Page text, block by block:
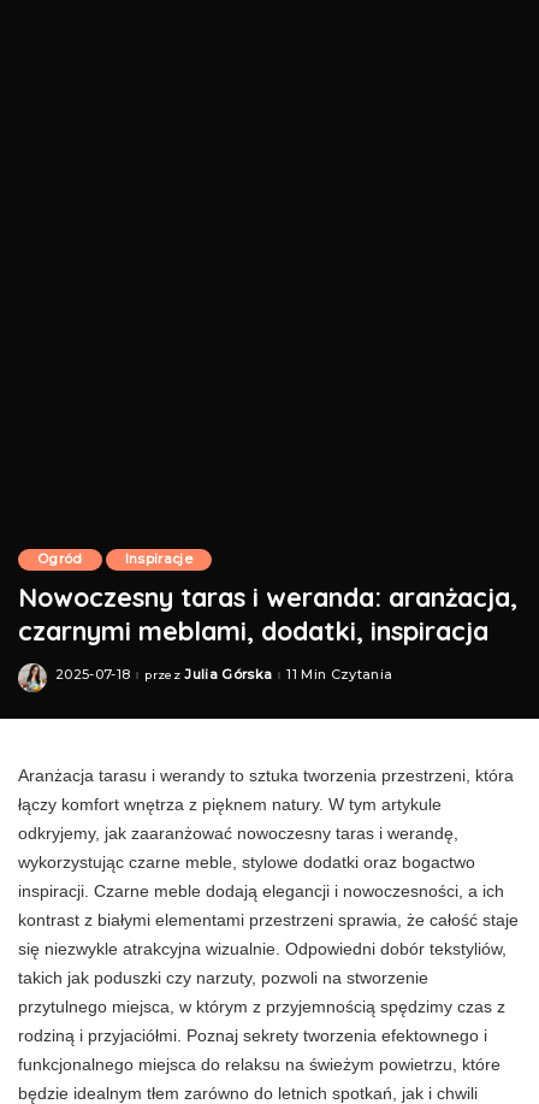
Ogród Inspiracje
Nowoczesny taras i weranda: aranżacja,
czarnymi meblami, dodatki, inspiracja
2025-07-18Posted
przez Julia Górska 11 Min Czytania
Aranżacja tarasu i werandy to sztuka tworzenia przestrzeni, która
łączy komfort wnętrza z pięknem natury. W tym artykule
odkryjemy, jak zaaranżować nowoczesny taras i werandę,
wykorzystując czarne meble, stylowe dodatki oraz bogactwo
inspiracji. Czarne meble dodają elegancji i nowoczesności, a ich
kontrast z białymi elementami przestrzeni sprawia, że całość staje
się niezwykle atrakcyjna wizualnie. Odpowiedni dobór tekstyliów,
takich jak poduszki czy narzuty, pozwoli na stworzenie
przytulnego miejsca, w którym z przyjemnością spędzimy czas z
rodziną i przyjaciółmi. Poznaj sekrety tworzenia efektownego i
funkcjonalnego miejsca do relaksu na świeżym powietrzu, które
będzie idealnym tłem zarówno do letnich spotkań, jak i chwili